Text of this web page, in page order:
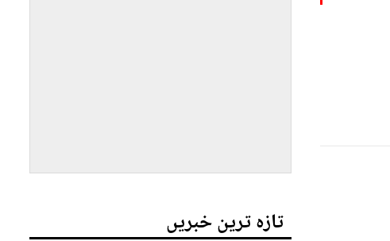
تازہ ترین خبریں